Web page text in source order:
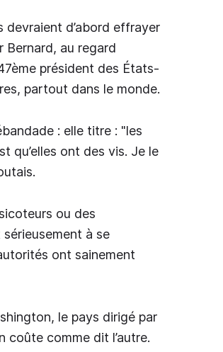
d’abord effrayer
au regard
président des États-
partout dans le monde.
: elle titre : "les
qu’elles ont des vis. Je le
ou des
à se
ont sainement
le pays dirigé par
coûte comme dit l’autre.